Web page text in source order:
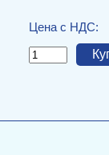
Цена с НДС: